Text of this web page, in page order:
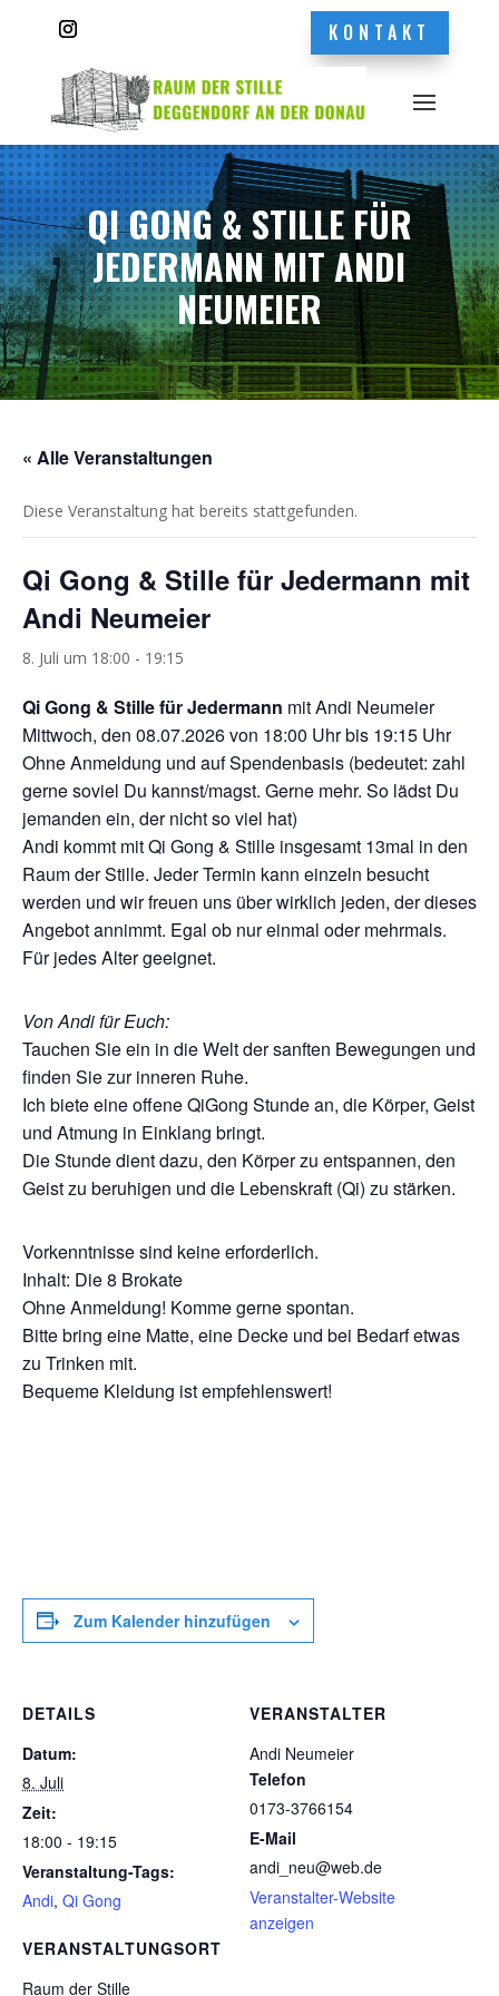
KONTAKT
QI GONG & STILLE FÜR
JEDERMANN MIT ANDI
NEUMEIER
« Alle Veranstaltungen
Diese Veranstaltung hat bereits stattgefunden.
Qi Gong & Stille für Jedermann mit
Andi Neumeier
8. Juli um 18:00 - 19:15
Qi Gong & Stille für Jedermann mit Andi Neumeier
Mittwoch, den 08.07.2026 von 18:00 Uhr bis 19:15 Uhr
Ohne Anmeldung und auf Spendenbasis (bedeutet: zahl
gerne soviel Du kannst/magst. Gerne mehr. So lädst Du
jemanden ein, der nicht so viel hat)
Andi kommt mit Qi Gong & Stille insgesamt 13mal in den
Raum der Stille. Jeder Termin kann einzeln besucht
werden und wir freuen uns über wirklich jeden, der dieses
Angebot annimmt. Egal ob nur einmal oder mehrmals.
Für jedes Alter geeignet.
Von Andi für Euch:
Tauchen Sie ein in die Welt der sanften Bewegungen und
finden Sie zur inneren Ruhe.
Ich biete eine offene QiGong Stunde an, die Körper, Geist
und Atmung in Einklang bringt.
Die Stunde dient dazu, den Körper zu entspannen, den
Geist zu beruhigen und die Lebenskraft (Qi) zu stärken.
Vorkenntnisse sind keine erforderlich.
Inhalt: Die 8 Brokate
Ohne Anmeldung! Komme gerne spontan.
Bitte bring eine Matte, eine Decke und bei Bedarf etwas
zu Trinken mit.
Bequeme Kleidung ist empfehlenswert!
Zum Kalender hinzufügen
DETAILS
Datum:
8. Juli
Zeit:
18:00 - 19:15
Veranstaltung-Tags:
Andi, Qi Gong
VERANSTALTUNGSORT
Raum der Stille
VERANSTALTER
Andi Neumeier
Telefon
0173-3766154
E-Mail
andi_neu@web.de
Veranstalter-Website
anzeigen